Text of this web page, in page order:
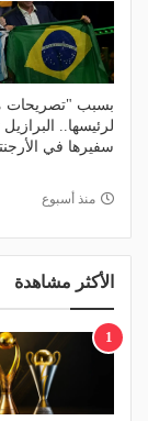
بسبب "تصريحات
لرئيسها..
سفيرها في
منذ أسبوع
الأكثر مشاهدة
1